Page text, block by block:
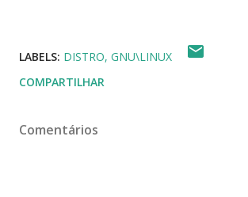
LABELS: DISTRO GNU\LINUX
COMPARTILHAR
Comentários